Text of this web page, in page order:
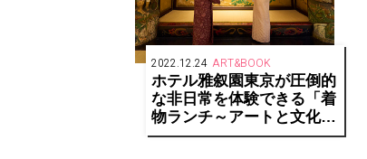
2022.12.24 ART&BOOK
ホテル雅叙園東京が圧倒的
な非日常を体験できる「着
物ランチ～アートと文化財
見学～」開催